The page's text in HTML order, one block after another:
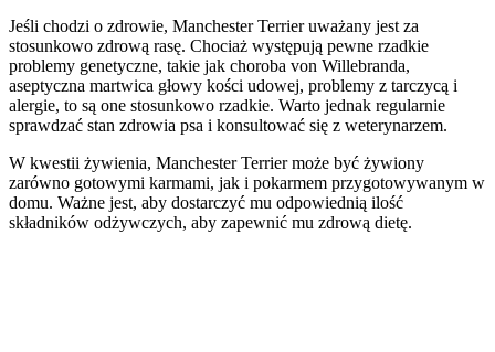
Jeśli chodzi o zdrowie, Manchester Terrier uważany jest za
stosunkowo zdrową rasę. Chociaż występują pewne rzadkie
problemy genetyczne, takie jak choroba von Willebranda,
aseptyczna martwica głowy kości udowej, problemy z tarczycą i
alergie, to są one stosunkowo rzadkie. Warto jednak regularnie
sprawdzać stan zdrowia psa i konsultować się z weterynarzem.
W kwestii żywienia, Manchester Terrier może być żywiony
zarówno gotowymi karmami, jak i pokarmem przygotowywanym w
domu. Ważne jest, aby dostarczyć mu odpowiednią ilość
składników odżywczych, aby zapewnić mu zdrową dietę.